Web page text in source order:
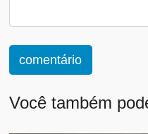
comentário
Você também